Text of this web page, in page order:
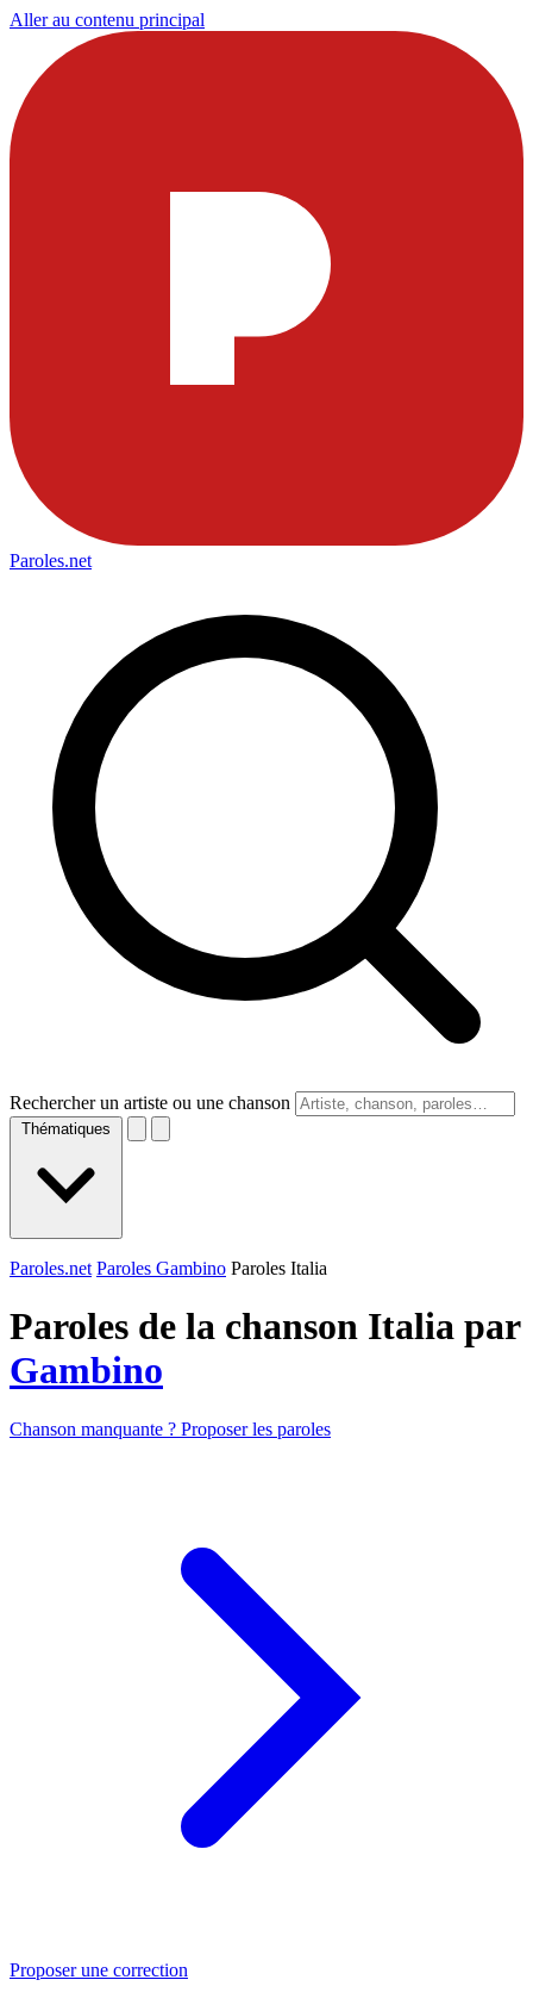
Aller au contenu principal
Paroles.net
Rechercher un artiste ou une chanson
Thématiques
Paroles.net Paroles Gambino Paroles Italia
Paroles de la chanson Italia par
Gambino
Chanson manquante ? Proposer les paroles
Proposer une correction